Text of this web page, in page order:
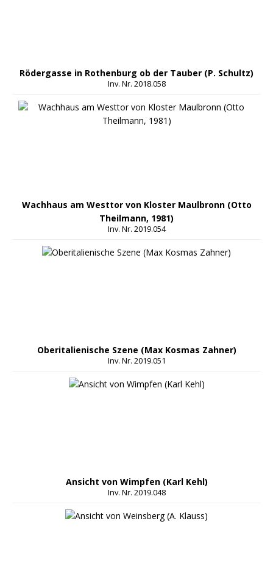
Rödergasse in Rothenburg ob der Tauber (P. Schultz)
Inv. Nr. 2018.058
Wachhaus am Westtor von Kloster Maulbronn (Otto
Theilmann, 1981)
Inv. Nr. 2019.054
Oberitalienische Szene (Max Kosmas Zahner)
Inv. Nr. 2019.051
Ansicht von Wimpfen (Karl Kehl)
Inv. Nr. 2019.048